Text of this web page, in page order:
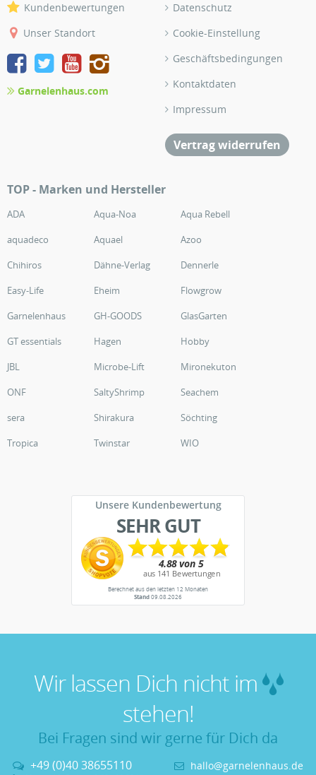
Kundenbewertungen
Unser Standort
Garnelenhaus.com
Datenschutz
Cookie-Einstellung
Geschäftsbedingungen
Kontaktdaten
Impressum
Vertrag widerrufen
TOP - Marken und Hersteller
ADA Aqua-Noa
Aqua Rebell
aquadeco
Aquael
Azoo
Chihiros
Dähne-Verlag
Dennerle
Easy-Life
Eheim
Flowgrow
Garnelenhaus
GH-GOODS
GlasGarten
GT essentials
Hagen
Hobby
JBL
Microbe-Lift
Mironekuton
ONF
SaltyShrimp
Seachem
sera
Shirakura
Söchting
Tropica
Twinstar WIO
Unsere Kundenbewertung
SEHR GUT
Berechnet aus den letzten 12 Monaten
Stand09.08.2026
Wir lassen Dich nicht im
stehen!
Bei Fragen sind wir gerne für Dich da
+49 (0)40 38655110 hallo@garnelenhaus.de